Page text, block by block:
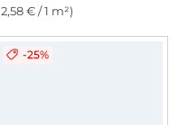
€ / 1 m²)
-25%